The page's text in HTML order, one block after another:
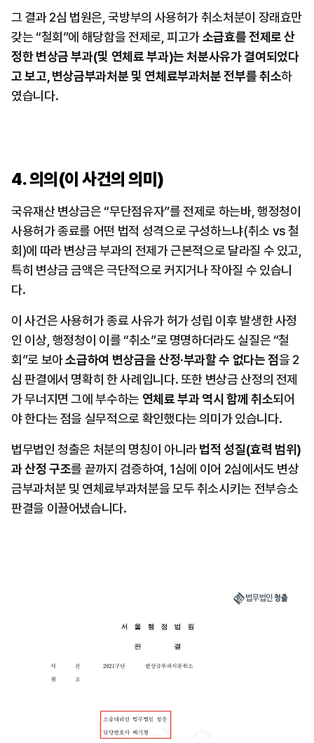
그 결과 2심 법원은, 국방부의 사용허가 취소처분이 장래효만
갖는 “철회”에 해당함을 전제로, 피고가 소급효를 전제로 산
정한 변상금 부과(및 연체료 부과)는 처분사유가 결여되었다
고 보고, 변상금부과처분 및 연체료부과처분 전부를 취소하
였습니다.
4. 의의(이 사건의 의미)
국유재산 변상금은 “무단점유자”를 전제로 하는바, 행정청이
사용허가 종료를 어떤 법적 성격으로 구성하느냐(취소 vs 철
회)에 따라 변상금 부과의 전제가 근본적으로 달라질 수 있고,
특히 변상금 금액은 극단적으로 커지거나 작아질 수 있습니
다.
이 사건은 사용허가 종료 사유가 허가 성립 이후 발생한 사정
인 이상, 행정청이 이를 “취소”로 명명하더라도 실질은 “철
회”로 보아 소급하여 변상금을 산정·부과할 수 없다는 점을 2
심 판결에서 명확히 한 사례입니다. 또한 변상금 산정의 전제
가 무너지면 그에 부수하는 연체료 부과 역시 함께 취소되어
야 한다는 점을 실무적으로 확인했다는 의미가 있습니다.
법무법인 청출은 처분의 명칭이 아니라 법적 성질(효력 범위)
과 산정 구조를 끝까지 검증하여, 1심에 이어 2심에서도 변상
금부과처분 및 연체료부과처분을 모두 취소시키는 전부승소
판결을 이끌어냈습니다.